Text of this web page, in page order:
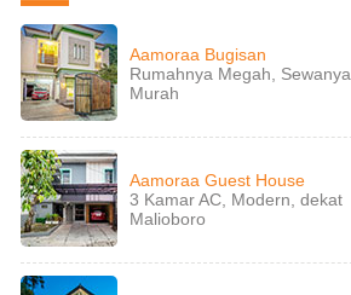
Aamoraa Bugisan
Rumahnya Megah, Sewanya
Murah
Aamoraa Guest House
3 Kamar AC, Modern, dekat
Malioboro